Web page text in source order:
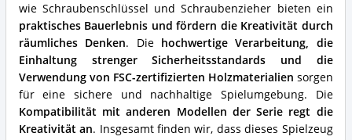
wie Schraubenschlüssel und Schraubenzieher bieten ein
praktisches Bauerlebnis und fördern die Kreativität durch
räumliches Denken. Die
hochwertige Verarbeitung, die
Einhaltung strenger Sicherheitsstandards und die
Verwendung von FSC-zertifizierten Holzmaterialien sorgen
für eine sichere und nachhaltige Spielumgebung. Die
Kompatibilität mit anderen Modellen der Serie regt die
Kreativität an. Insgesamt finden wir, dass dieses Spielzeug